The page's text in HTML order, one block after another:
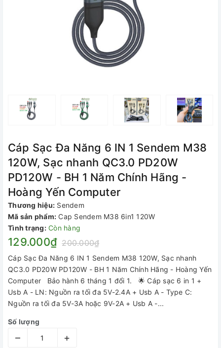
Cáp Sạc Đa Năng 6 IN 1 Sendem M38
120W, Sạc nhanh QC3.0 PD20W
PD120W - BH 1 Năm Chính Hãng -
Hoàng Yến Computer
Thương hiệu: Sendem
Mã sản phẩm: Cap Sendem M38 6in1 120W
Tình trạng: Còn hàng
129.000₫ 200.000₫
Cáp Sạc Đa Năng 6 IN 1 Sendem M38 120W, Sạc nhanh
QC3.0 PD20W PD120W - BH 1 Năm Chính Hãng - Hoàng Yến
Computer Bảo hành 6 tháng 1 đổi 1. 🌟 Cáp sạc 6 in 1 +
Usb A - LN: Nguồn ra tối đa 5V-2.4A + Usb A - Type C:
Nguồn ra tối đa 5V-3A hoặc 9V-2A + Usb A -...
Số lượng
– +